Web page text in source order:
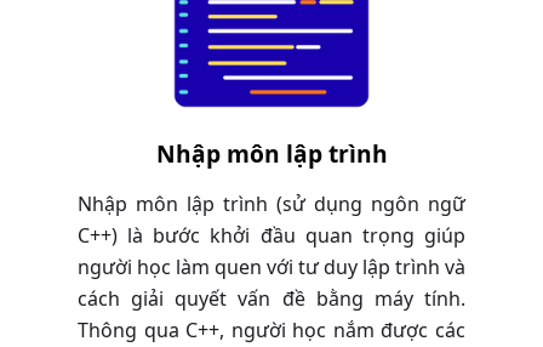
Nhập môn lập trình
Nhập môn lập trình (sử dụng ngôn ngữ
C++) là bước khởi đầu quan trọng giúp
người học làm quen với tư duy lập trình và
cách giải quyết vấn đề bằng máy tính.
Thông qua C++, người học nắm được các